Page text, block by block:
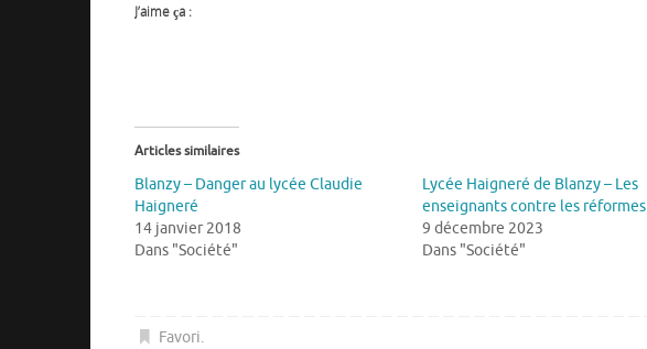
J’aime ça :
Articles similaires
Blanzy – Danger au lycée Claudie
Haigneré
14 janvier 2018
Dans "Société"
Lycée Haigneré de Blanzy – Les
enseignants contre les réformes
9 décembre 2023
Dans "Société"
Favori.